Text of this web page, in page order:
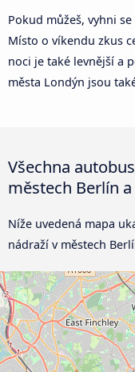
Pokud můžeš, vyhni
Místo o víkendu zkus
noci je také levnější a
města Londýn jsou
Všechna
městech Berlín
Níže uvedená mapa
nádraží v městech